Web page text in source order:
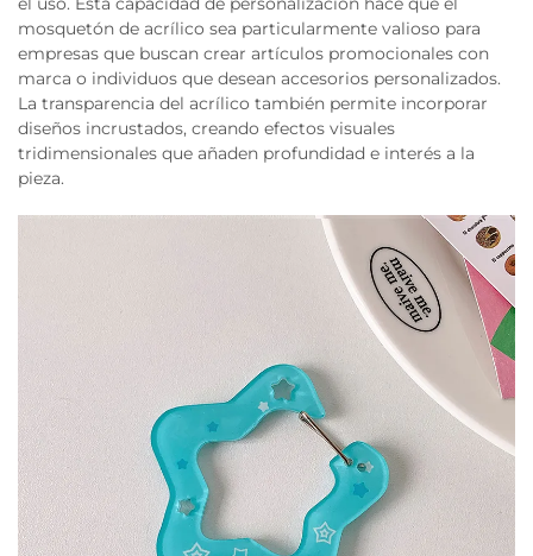
mosquetón de acrílico sea particularmente valioso para
empresas que buscan crear artículos promocionales con
marca o individuos que desean accesorios personalizados.
La transparencia del acrílico también permite incorporar
diseños incrustados, creando efectos visuales
tridimensionales que añaden profundidad e interés a la
pieza.